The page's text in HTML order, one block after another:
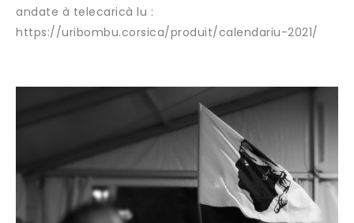
andate à telecaricà lu :
https://uribombu.corsica/produit/calendariu-2021/